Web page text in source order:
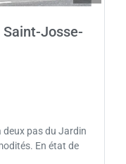
Josse-
deux pas du Jardin
En état de